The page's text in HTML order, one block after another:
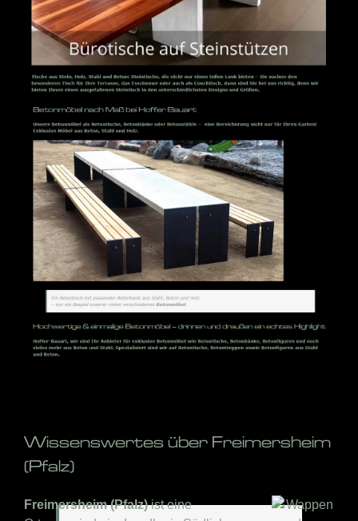
Wissenswertes über Freimersheim
(Pfalz)
Freimersheim (Pfalz)ist eine